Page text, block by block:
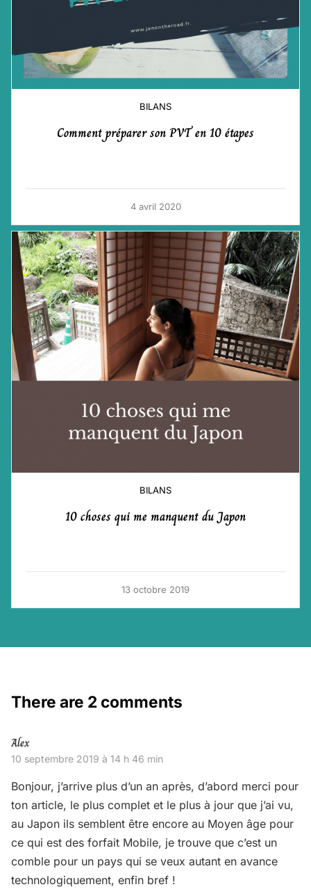
BILANS
Comment préparer son PVT en 10 étapes
4 avril 2020
BILANS
10 choses qui me manquent du Japon
13 octobre 2019
There are 2 comments
Alex
10 septembre 2019 à 14 h 46 min
Bonjour, j’arrive plus d’un an après, d’abord merci pour
ton article, le plus complet et le plus à jour que j’ai vu,
au Japon ils semblent être encore au Moyen âge pour
ce qui est des forfait Mobile, je trouve que c’est un
comble pour un pays qui se veux autant en avance
technologiquement, enfin bref !